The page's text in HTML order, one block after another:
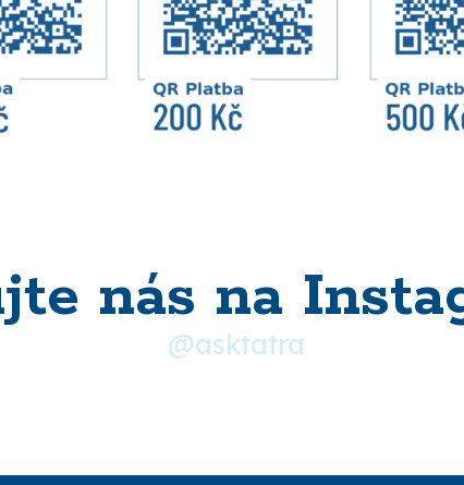
nás na
@asktatra